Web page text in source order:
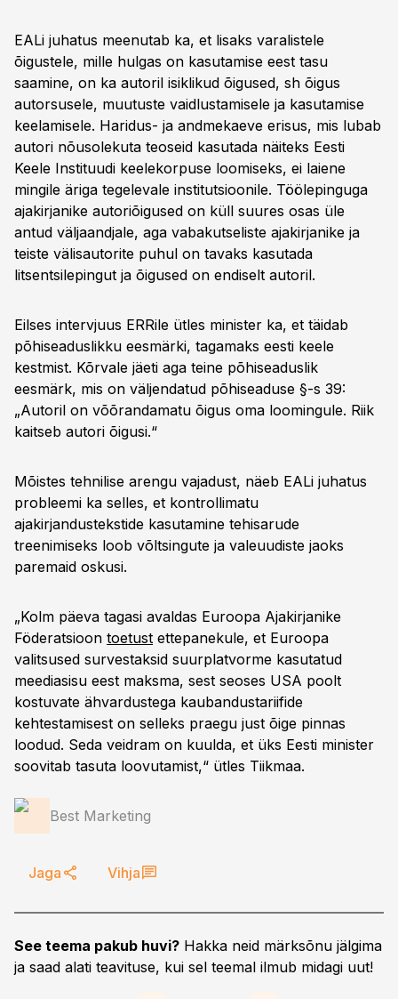
EALi juhatus meenutab ka, et lisaks varalistele
õigustele, mille hulgas on kasutamise eest tasu
saamine, on ka autoril isiklikud õigused, sh õigus
autorsusele, muutuste vaidlustamisele ja kasutamise
keelamisele. Haridus- ja andmekaeve erisus, mis lubab
autori nõusolekuta teoseid kasutada näiteks Eesti
Keele Instituudi keelekorpuse loomiseks, ei laiene
mingile äriga tegelevale institutsioonile. Töölepinguga
ajakirjanike autoriõigused on küll suures osas üle
antud väljaandjale, aga vabakutseliste ajakirjanike ja
teiste välisautorite puhul on tavaks kasutada
litsentsilepingut ja õigused on endiselt autoril.
Eilses intervjuus ERRile ütles minister ka, et täidab
põhiseaduslikku eesmärki, tagamaks eesti keele
kestmist. Kõrvale jäeti aga teine põhiseaduslik
eesmärk, mis on väljendatud põhiseaduse §-s 39:
„Autoril on võõrandamatu õigus oma loomingule. Riik
kaitseb autori õigusi.“
Mõistes tehnilise arengu vajadust, näeb EALi juhatus
probleemi ka selles, et kontrollimatu
ajakirjandustekstide kasutamine tehisarude
treenimiseks loob võltsingute ja valeuudiste jaoks
paremaid oskusi.
„Kolm päeva tagasi avaldas Euroopa Ajakirjanike
Föderatsioon toetust ettepanekule, et Euroopa
valitsused survestaksid suurplatvorme kasutatud
meediasisu eest maksma, sest seoses USA poolt
kostuvate ähvardustega kaubandustariifide
kehtestamisest on selleks praegu just õige pinnas
loodud. Seda veidram on kuulda, et üks Eesti minister
soovitab tasuta loovutamist,“ ütles Tiikmaa.
Best Marketing
Jaga Vihja
See teema pakub huvi? Hakka neid märksõnu jälgima
ja saad alati teavituse, kui sel teemal ilmub midagi uut!